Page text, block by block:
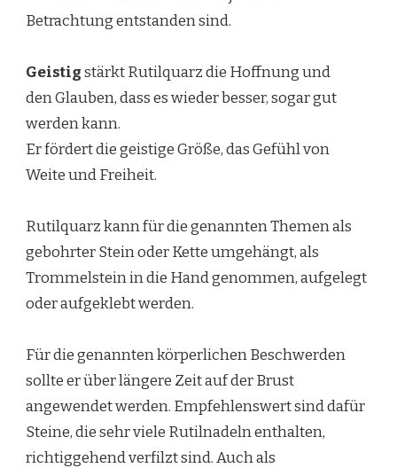
Betrachtung entstanden sind.
Geistigstärkt Rutilquarz die Hoffnung und
den Glauben, dass es wieder besser, sogar gut
werden kann.
Er fördert die geistige Größe, das Gefühl von
Weite und Freiheit.
Rutilquarz kann für die genannten Themen als
gebohrter Stein oder Kette umgehängt, als
Trommelstein in die Hand genommen, aufgelegt
oder aufgeklebt werden.
Für die genannten körperlichen Beschwerden
sollte er über längere Zeit auf der Brust
angewendet werden. Empfehlenswert sind dafür
Steine, die sehr viele Rutilnadeln enthalten,
richtiggehend verfilzt sind. Auch als